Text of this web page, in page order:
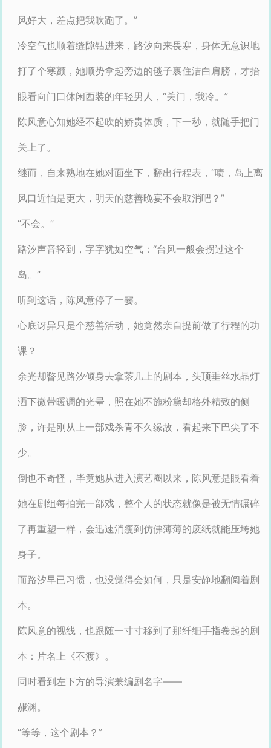
风好大，差点把我吹跑了。”
冷空气也顺着缝隙钻进来，路汐向来畏寒，身体无意识地
打了个寒颤，她顺势拿起旁边的毯子裹住洁白肩膀，才抬
眼看向门口休闲西装的年轻男人，“关门，我冷。”
陈风意心知她经不起吹的娇贵体质，下一秒，就随手把门
关上了。
继而，自来熟地在她对面坐下，翻出行程表，“啧，岛上离
风口近怕是更大，明天的慈善晚宴不会取消吧？”
“不会。”
路汐声音轻到，字字犹如空气：“台风一般会拐过这个
岛。”
听到这话，陈风意停了一霎。
心底讶异只是个慈善活动，她竟然亲自提前做了行程的功
课？
余光却瞥见路汐倾身去拿茶几上的剧本，头顶垂丝水晶灯
洒下微带暖调的光晕，照在她不施粉黛却格外精致的侧
脸，许是刚从上一部戏杀青不久缘故，看起来下巴尖了不
少。
倒也不奇怪，毕竟她从进入演艺圈以来，陈风意是眼看着
她在剧组每拍完一部戏，整个人的状态就像是被无情碾碎
了再重塑一样，会迅速消瘦到仿佛薄薄的废纸就能压垮她
身子。
而路汐早已习惯，也没觉得会如何，只是安静地翻阅着剧
本。
陈风意的视线，也跟随一寸寸移到了那纤细手指卷起的剧
本：片名上《不渡》。
同时看到左下方的导演兼编剧名字——
赧渊。
“等等，这个剧本？”